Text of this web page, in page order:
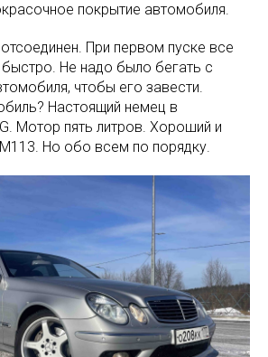
покрытие автомобиля.
При первом пуске все
Не надо было бегать с
чтобы его завести.
Настоящий немец в
Мотор пять литров. Хороший и
Но обо всем по порядку.